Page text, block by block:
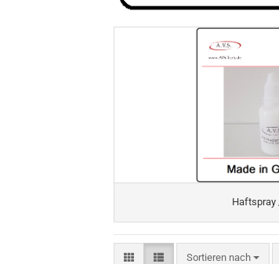
Haftspray
Sortieren nach